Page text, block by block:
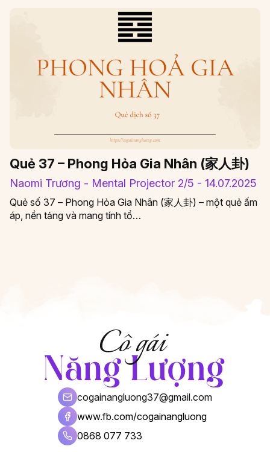
Quẻ 37 – Phong Hỏa Gia Nhân (家人卦)
Naomi Trương - Mental Projector 2/5 - 14.07.2025
Quẻ số 37 – Phong Hỏa Gia Nhân (家人卦) – một quẻ ấm
áp, nền tảng và mang tính tổ…
cogainangluong37@gmail.com
www.fb.com/cogainangluong
0868 077 733